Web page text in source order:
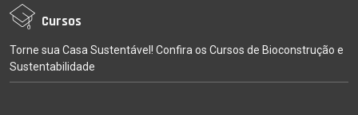
Cursos
Torne sua Casa Sustentável! Confira os Cursos de Bioconstrução e
Sustentabilidade